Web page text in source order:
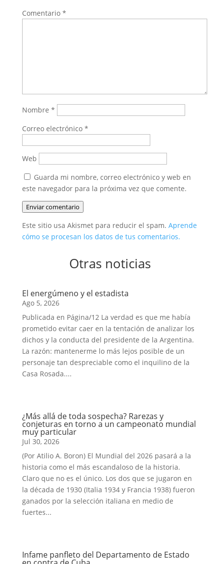
Comentario *
Nombre *
Correo electrónico *
Web
Guarda mi nombre, correo electrónico y web en
este navegador para la próxima vez que comente.
Enviar comentario
Este sitio usa Akismet para reducir el spam. Aprende
cómo se procesan los datos de tus comentarios.
Otras noticias
El energúmeno y el estadista
Ago 5, 2026
Publicada en Página/12 La verdad es que me había
prometido evitar caer en la tentación de analizar los
dichos y la conducta del presidente de la Argentina.
La razón: mantenerme lo más lejos posible de un
personaje tan despreciable como el inquilino de la
Casa Rosada....
¿Más allá de toda sospecha? Rarezas y
conjeturas en torno a un campeonato mundial
muy particular
Jul 30, 2026
(Por Atilio A. Boron) El Mundial del 2026 pasará a la
historia como el más escandaloso de la historia.
Claro que no es el único. Los dos que se jugaron en
la década de 1930 (Italia 1934 y Francia 1938) fueron
ganados por la selección italiana en medio de
fuertes...
Infame panfleto del Departamento de Estado